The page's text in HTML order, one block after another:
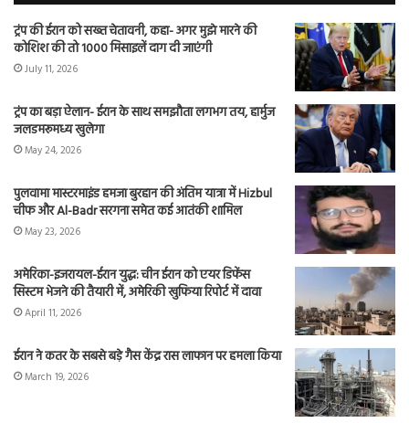
ट्रंप की ईरान को सख्त चेतावनी, कहा- अगर मुझे मारने की
कोशिश की तो 1000 मिसाइलें दाग दी जाएंगी
July 11, 2026
ट्रंप का बड़ा ऐलान- ईरान के साथ समझौता लगभग तय, हार्मुज
जलडमरूमध्य खुलेगा
May 24, 2026
पुलवामा मास्टरमाइंड हमजा बुरहान की अंतिम यात्रा में Hizbul
चीफ और Al-Badr सरगना समेत कई आतंकी शामिल
May 23, 2026
अमेरिका-इजरायल-ईरान युद्ध: चीन ईरान को एयर डिफेंस
सिस्टम भेजने की तैयारी में, अमेरिकी खुफिया रिपोर्ट में दावा
April 11, 2026
ईरान ने कतर के सबसे बड़े गैस केंद्र रास लाफान पर हमला किया
March 19, 2026